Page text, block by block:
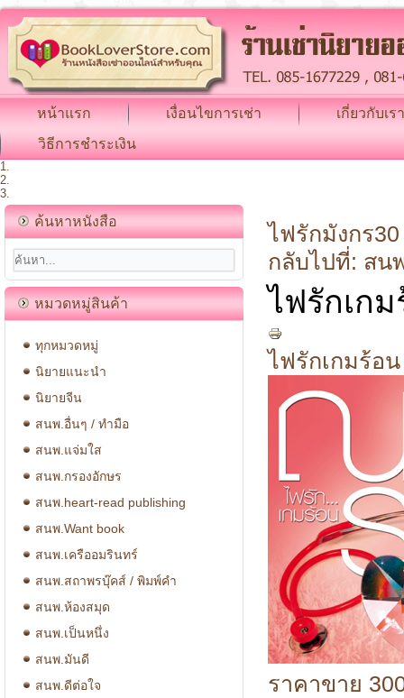
หน้าแรก เงื่อนไขการเช่า
เกี่ยวกับเรา
วิธีการชำระเงิน
ค้นหาหนังสือ
หมวดหมู่สินค้า
ทุกหมวดหมู่
นิยายแนะนำ
นิยายจีน
สนพ.อื่นๆ / ทำมือ
สนพ.แจ่มใส
สนพ.กรองอักษร
สนพ.heart-read publishing
สนพ.Want book
สนพ.เครืออมรินทร์
สนพ.สถาพรบุ๊คส์ / พิมพ์คำ
สนพ.ห้องสมุด
สนพ.เป็นหนึ่ง
สนพ.มันดี
สนพ.ดีต่อใจ
ไฟรักมังกร
กลับไปที่: สน
ไฟรักเก
ไฟรักเกมร้อ
ราคาขาย